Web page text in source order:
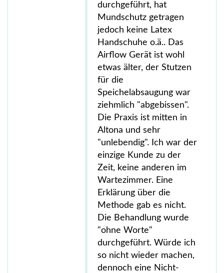
durchgeführt, hat
Mundschutz getragen
jedoch keine Latex
Handschuhe o.ä.. Das
Airflow Gerät ist wohl
etwas älter, der Stutzen
für die
Speichelabsaugung war
ziehmlich "abgebissen".
Die Praxis ist mitten in
Altona und sehr
"unlebendig". Ich war der
einzige Kunde zu der
Zeit, keine anderen im
Wartezimmer. Eine
Erklärung über die
Methode gab es nicht.
Die Behandlung wurde
"ohne Worte"
durchgeführt. Würde ich
so nicht wieder machen,
dennoch eine Nicht-